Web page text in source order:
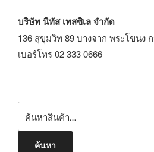
บริษัท นิทัส เทสซิเล จำกัด
136 สุขุมวิท 89 บางจาก พระโขนง
เบอร์โทร 02 333 0666
ค้นหา